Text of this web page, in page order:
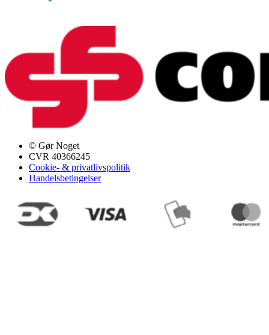
© Gør Noget
CVR 40366245
Cookie- & privatlivspolitik
Handelsbetingelser